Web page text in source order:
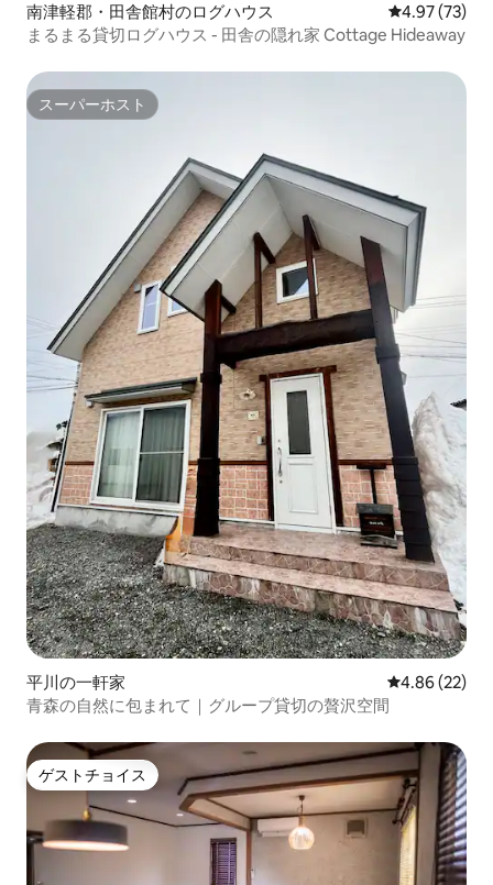
南津軽郡・田舎館村のログハウス レビュー73
4.97 (73)
まるまる貸切ログハウス - 田舎の隠れ家 Cottage Hideaway
スーパーホスト
スーパーホスト
平川の一軒家 レビュー22
4.86 (22)
青森の自然に包まれて｜グループ貸切の贅沢空間
ゲストチョイス
ゲストチョイス